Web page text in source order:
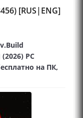
[RUS|ENG]
PC
на ПК,